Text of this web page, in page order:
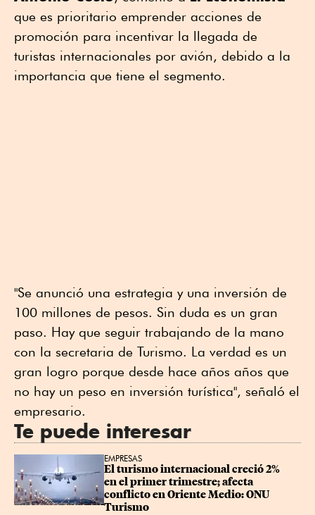
que es prioritario emprender acciones de
promoción para incentivar la llegada de
turistas internacionales por avión, debido a la
importancia que tiene el segmento.
"Se anunció una estrategia y una inversión de
100 millones de pesos. Sin duda es un gran
paso. Hay que seguir trabajando de la mano
con la secretaria de Turismo. La verdad es un
gran logro porque desde hace años años que
no hay un peso en inversión turística", señaló el
empresario.
Te puede interesar
EMPRESAS
El turismo internacional creció 2%
en el primer trimestre; afecta
conflicto en Oriente Medio: ONU
Turismo